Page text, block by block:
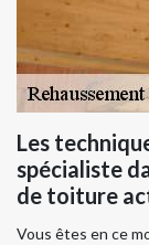
Les
spécialiste
de toiture
Vous êtes en ce